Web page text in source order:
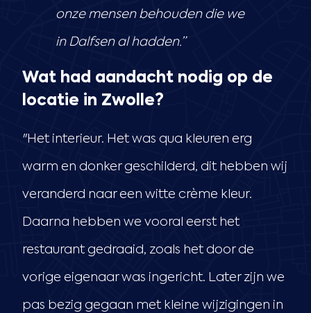
onze mensen behouden die we
in Dalfsen al hadden.”
Wat had aandacht nodig op de
locatie in Zwolle?
"Het interieur. Het was qua kleuren erg
warm en donker geschilderd, dit hebben wij
veranderd naar een witte crème kleur.
Daarna hebben we vooral eerst het
restaurant gedraaid, zoals het door de
vorige eigenaar was ingericht. Later zijn we
pas bezig gegaan met kleine wijzigingen in